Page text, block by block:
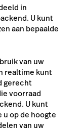
in
U kunt
aan bepaalde
van uw
realtime kunt
gerecht
voorraad
U kunt
op de hoogte
van uw